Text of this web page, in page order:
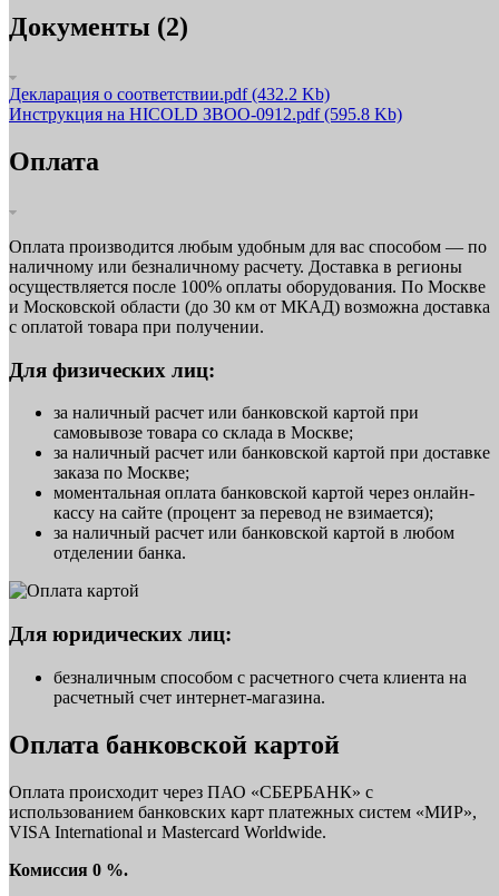
Документы (2)
Декларация о соответствии.pdf(432.2 Kb)
Инструкция на HICOLD ЗВОО-0912.pdf(595.8 Kb)
Оплата
Оплата производится любым удобным для вас способом — по
наличному или безналичному расчету. Доставка в регионы
осуществляется после 100% оплаты оборудования. По Москве
и Московской области (до 30 км от МКАД) возможна доставка
с оплатой товара при получении.
Для физических лиц:
за наличный расчет или банковской картой при
самовывозе товара со склада в Москве;
за наличный расчет или банковской картой при доставке
заказа по Москве;
моментальная оплата банковской картой через онлайн-
кассу на сайте (процент за перевод не взимается);
за наличный расчет или банковской картой в любом
отделении банка.
Для юридических лиц:
безналичным способом с расчетного счета клиента на
расчетный счет интернет-магазина.
Оплата банковской картой
Оплата происходит через ПАО «СБЕРБАНК» с
использованием банковских карт платежных систем «МИР»,
VISA International и Mastercard Worldwide.
Комиссия 0 %.